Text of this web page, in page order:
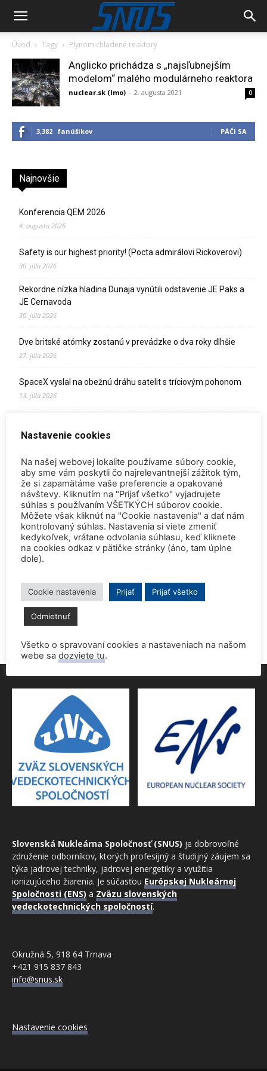
Úvod Tagy Plynom chladené reaktory
Anglicko prichádza s „najsľubnejším
modelom“ malého modulárneho reaktora
nuclear.sk (lmo) - 2. augusta 2021 0
3,382 fanúšikov PÁČI SA
Najnovšie
Konferencia QEM 2026
4. augusta 2026
Safety is our highest priority! (Pocta admirálovi Rickoverovi)
30. júla 2026
Rekordne nízka hladina Dunaja vynútili odstavenie JE Paks a
JE Cernavoda
30. júla 2026
Dve britské atómky zostanú v prevádzke o dva roky dlhšie
27. júla 2026
SpaceX vyslal na obežnú dráhu satelit s tríciovým pohonom
13. júla 2026
2. júla 2026
Palivo v Mochovciach 4: Slovensko upevňuje pozíciu medzi
jadrovou špičkou Európy
2. júla 2026
Startup Helion získal stámilióny na fúznu elektráreň pre
Microsoft
15. júna 2026
Prednáška o jadrovej energetike zaujala študentov aj
9. júna 2026
Povolenie jadrového dozoru pre 4.blok EMO
9. júna 2026
Slovenská Nukleárna Spoločnosť (SNUS) je dobrovoľné
združenie odborníkov, ktorých profesijný a študijný záujem sa
týka jadrovej techniky, jadrovej energetiky a využitia
ionizujúceho žiarenia. Je súčasťou Európskej Nukleárnej
Spoločnosti (ENS) a Zväzu slovenských
vedeckotechnických spoločností.
Okružná 5, 918 64 Trnava
+421 915 837 843
info@snus.sk
Nastavenie cookies
Nastavenie cookies
Na našej webovej lokalite používame súbory cookie,
aby sme vám poskytli čo najrelevantnejší zážitok tým,
že si zapamätáme vaše preferencie a opakované
návštevy. Kliknutím na "Prijať všetko" vyjadrujete
súhlas s používaním VŠETKÝCH súborov cookie.
Môžete však kliknúť na "Cookie nastavenia" a dať nám
kontrolovaný súhlas. Nastavenia si viete zmeniť
kedykoľvek, vrátane odvolania súhlasu, keď kliknete
na cookies odkaz v pätičke stránky (áno, tam úplne
dole).
Cookie nastavenia Prijať Prijať všetko
Odmietnuť
Všetko o spravovaní cookies a nastaveniach na našom
webe sa dozviete tu.